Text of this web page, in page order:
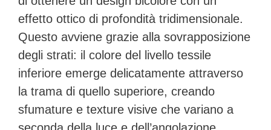
effetto ottico di profondità tridimensionale.
Questo avviene grazie alla sovrapposizione
degli strati: il colore del livello tessile
inferiore emerge delicatamente attraverso
la trama di quello superiore, creando
sfumature e texture visive che variano a